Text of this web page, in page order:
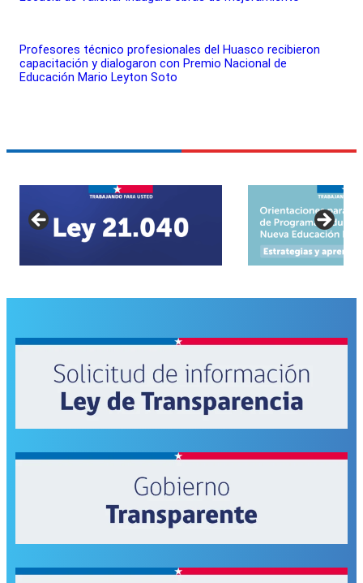
Profesores técnico profesionales del Huasco recibieron
capacitación y dialogaron con Premio Nacional de
Educación Mario Leyton Soto